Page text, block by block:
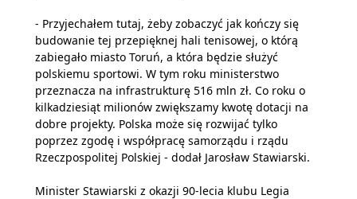
- Przyjechałem tutaj, żeby zobaczyć jak kończy się
budowanie tej przepięknej hali tenisowej, o którą
zabiegało miasto Toruń, a która będzie służyć
polskiemu sportowi. W tym roku ministerstwo
przeznacza na infrastrukturę 516 mln zł. Co roku o
kilkadziesiąt milionów zwiększamy kwotę dotacji na
dobre projekty. Polska może się rozwijać tylko
poprzez zgodę i współpracę samorządu i rządu
Rzeczpospolitej Polskiej - dodał Jarosław Stawiarski.
Minister Stawiarski z okazji 90-lecia klubu Legia